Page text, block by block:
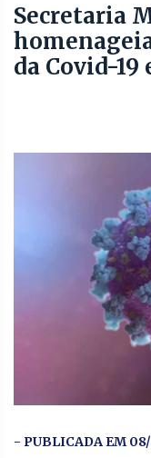
Secretaria
da Covid-
- PUBLICADA EM